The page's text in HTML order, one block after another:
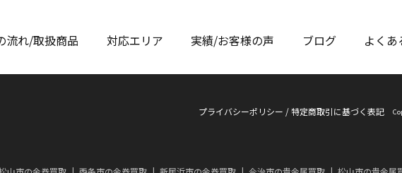
流れ/取扱商品 対応エリア 実績/お客様の声 ブログ よくあ
プライバシーポリシー /特定商取引に基づく表記